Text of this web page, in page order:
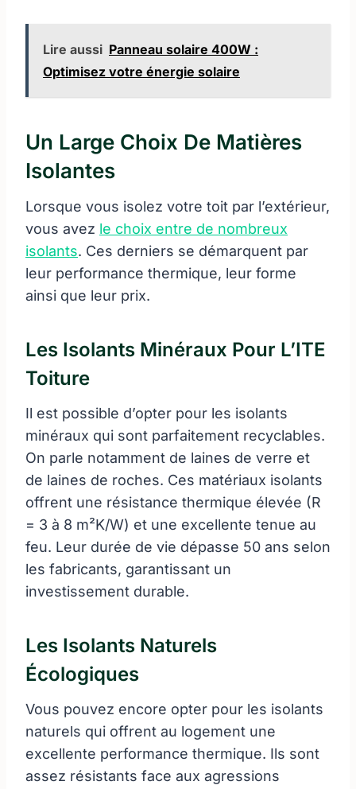
Lire aussi Panneau solaire 400W :
Optimisez votre énergie solaire
Un Large Choix De Matières
Isolantes
Lorsque vous isolez votre toit par l’extérieur,
vous avez le choix entre de nombreux
isolants. Ces derniers se démarquent par
leur performance thermique, leur forme
ainsi que leur prix.
Les Isolants Minéraux Pour L’ITE
Toiture
Il est possible d’opter pour les isolants
minéraux qui sont parfaitement recyclables.
On parle notamment de laines de verre et
de laines de roches. Ces matériaux isolants
offrent une résistance thermique élevée (R
= 3 à 8 m²K/W) et une excellente tenue au
feu. Leur durée de vie dépasse 50 ans selon
les fabricants, garantissant un
investissement durable.
Les Isolants Naturels
Écologiques
Vous pouvez encore opter pour les isolants
naturels qui offrent au logement une
excellente performance thermique. Ils sont
assez résistants face aux agressions